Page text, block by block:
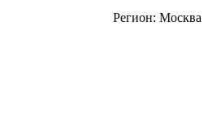
Регион: Москва